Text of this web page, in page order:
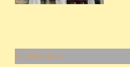
ΓΕΡΜΑΝΙΑ